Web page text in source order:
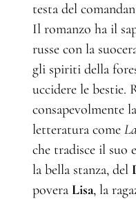
testa del
Il romanzo ha il
russe con la
gli spiriti della
uccidere le bestie.
consapevolmente
letteratura come
che tradisce il suo
la bella stanza, del
povera Lisa, la